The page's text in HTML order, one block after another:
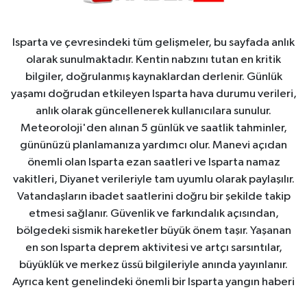
Isparta ve çevresindeki tüm gelişmeler, bu sayfada anlık
olarak sunulmaktadır. Kentin nabzını tutan en kritik
bilgiler, doğrulanmış kaynaklardan derlenir. Günlük
yaşamı doğrudan etkileyen Isparta hava durumu verileri,
anlık olarak güncellenerek kullanıcılara sunulur.
Meteoroloji'den alınan 5 günlük ve saatlik tahminler,
gününüzü planlamanıza yardımcı olur. Manevi açıdan
önemli olan Isparta ezan saatleri ve Isparta namaz
vakitleri, Diyanet verileriyle tam uyumlu olarak paylaşılır.
Vatandaşların ibadet saatlerini doğru bir şekilde takip
etmesi sağlanır. Güvenlik ve farkındalık açısından,
bölgedeki sismik hareketler büyük önem taşır. Yaşanan
en son Isparta deprem aktivitesi ve artçı sarsıntılar,
büyüklük ve merkez üssü bilgileriyle anında yayınlanır.
Ayrıca kent genelindeki önemli bir Isparta yangın haberi